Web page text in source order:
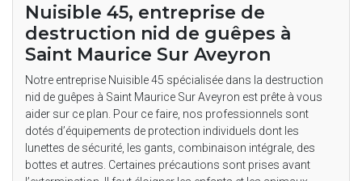
Nuisible 45, entreprise de
destruction nid de guêpes à
Saint Maurice Sur Aveyron
Notre entreprise Nuisible 45 spécialisée dans la destruction
nid de guêpes à Saint Maurice Sur Aveyron est prête à vous
aider sur ce plan. Pour ce faire, nos professionnels sont
dotés d’équipements de protection individuels dont les
lunettes de sécurité, les gants, combinaison intégrale, des
bottes et autres. Certaines précautions sont prises avant